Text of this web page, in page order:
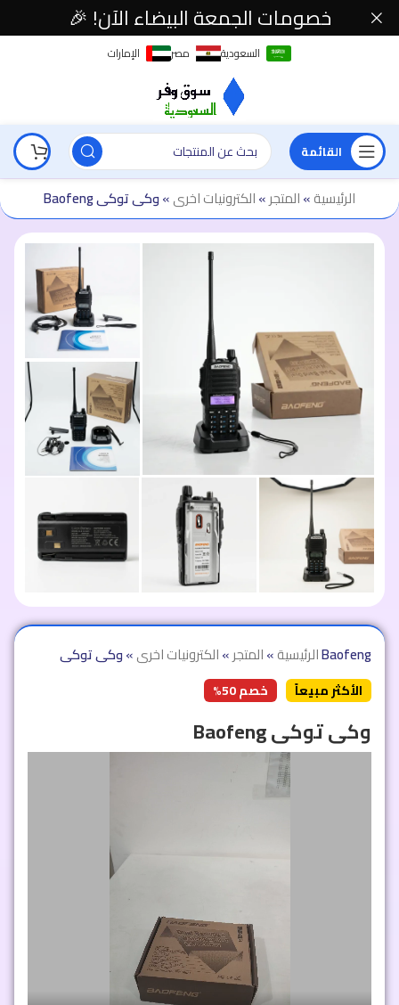
السعودية مصر الإمارات
القائمة
الرئيسية»المتجر»الكترونيات اخرى»وكى توكى Baofeng
الرئيسية»المتجر»الكترونيات اخرى» وكى توكى Baofeng
الأكثر مبيعاً خصم 50%
وكى توكى Baofeng
خصومات الجمعة البيضاء الآن! 🎉